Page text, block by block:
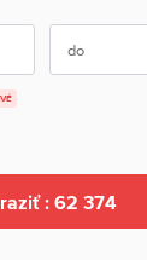
: 62 374